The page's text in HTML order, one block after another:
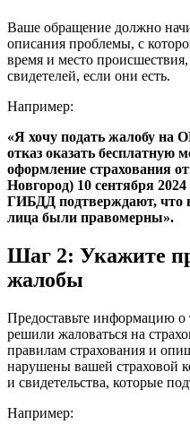
Ваше обращение должно
описания проблемы, с
время и место
свидетелей, если они есть.
Например:
«Я хочу подать жалобу
отказ оказать бесплатную
оформление страхования
Новгород) 10 сентября
ГИБДД подтверждают, что
лица были правомерны».
Шаг 2: Укажите
жалобы
Предоставьте информацию
решили жаловаться на
правилам страхования и
нарушены вашей страховой
и свидетельства, которые
Например: